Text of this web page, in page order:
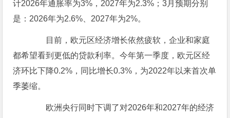
计2026年通胀率为3%，2027年为2.3%；3月预期分别
是：2026年为2.6%、2027年为2%。
目前，欧元区经济增长依然疲软，企业和家庭
都希望看到更低的贷款利率。今年第一季度，欧元区经
济环比下降0.2%，同比增长0.3%，为2022年以来首次单
季萎缩。
欧洲央行同时下调了对2026年和2027年的经济